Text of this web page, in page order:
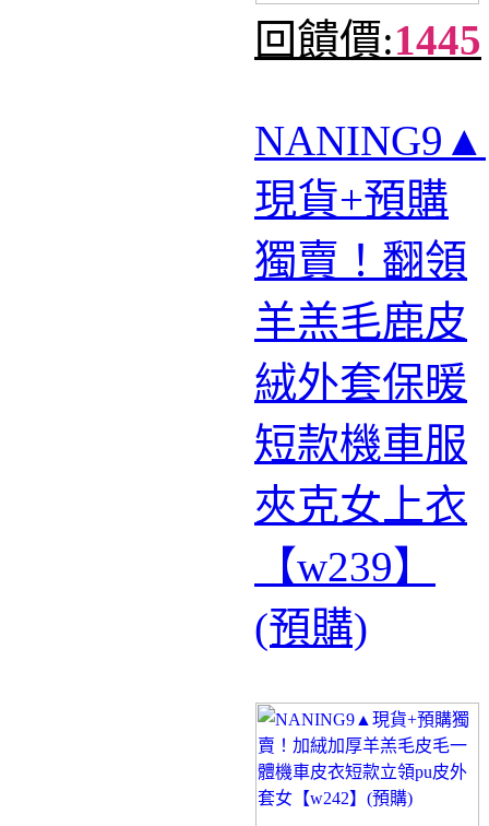
回饋價:1445
NANING9▲
現貨+預購
獨賣！翻領
羊羔毛鹿皮
絨外套保暖
短款機車服
夾克女上衣
【w239】
(預購)